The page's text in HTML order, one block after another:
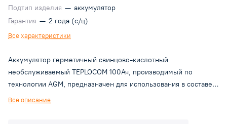
Подтип изделия — аккумулятор
Гарантия — 2 года (с/ц)
Все характеристики
Аккумулятор герметичный свинцово-кислотный
необслуживаемый TEPLOCOM 100Ач, производимый по
технологии AGM, предназначен для использования в составе
системы резервного питания. АКБ герметичны, долговечны и
Все описание